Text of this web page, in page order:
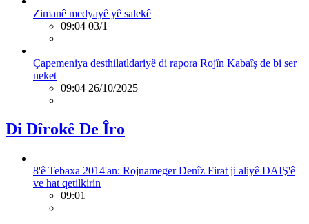
Zimanê medyayê yê salekê
09:04 03/1
Çapemeniya desthilatldariyê di rapora Rojîn Kabaîş de bi ser
neket
09:04 26/10/2025
Di Dîrokê De Îro
8'ê Tebaxa 2014'an: Rojnameger Denîz Firat ji aliyê DAIŞ'ê
ve hat qetilkirin
09:01